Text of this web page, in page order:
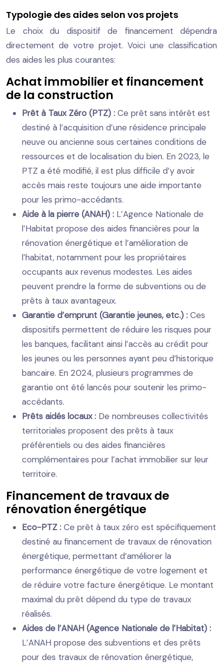
Typologie des aides selon vos projets
Le choix du dispositif de financement dépendra
directement de votre projet. Voici une classification
des aides les plus courantes:
Achat immobilier et financement
de la construction
Prêt à Taux Zéro (PTZ) : Ce prêt sans intérêt est
destiné à l’acquisition d’une résidence principale
neuve ou ancienne sous certaines conditions de
ressources et de localisation du bien. En 2023, le
PTZ a été modifié, il est plus difficile d’y avoir
accès mais reste toujours une aide importante
pour les primo-accédants.
Aide à la pierre (ANAH) : L’Agence Nationale de
l’Habitat propose des aides financières pour la
rénovation énergétique et l’amélioration de
l’habitat, notamment pour les propriétaires
occupants aux revenus modestes. Les aides
peuvent prendre la forme de subventions ou de
prêts à taux avantageux.
Garantie d’emprunt (Garantie jeunes, etc.) : Ces
dispositifs permettent de réduire les risques pour
les banques, facilitant ainsi l’accès au crédit pour
les jeunes ou les personnes ayant peu d’historique
bancaire. En 2024, plusieurs programmes de
garantie ont été lancés pour soutenir les primo-
accédants.
Prêts aidés locaux : De nombreuses collectivités
territoriales proposent des prêts à taux
préférentiels ou des aides financières
complémentaires pour l’achat immobilier sur leur
territoire.
Financement de travaux de
rénovation énergétique
Eco-PTZ : Ce prêt à taux zéro est spécifiquement
destiné au financement de travaux de rénovation
énergétique, permettant d’améliorer la
performance énergétique de votre logement et
de réduire votre facture énergétique. Le montant
maximal du prêt dépend du type de travaux
réalisés.
Aides de l’ANAH (Agence Nationale de l’Habitat) :
L’ANAH propose des subventions et des prêts
pour des travaux de rénovation énergétique,